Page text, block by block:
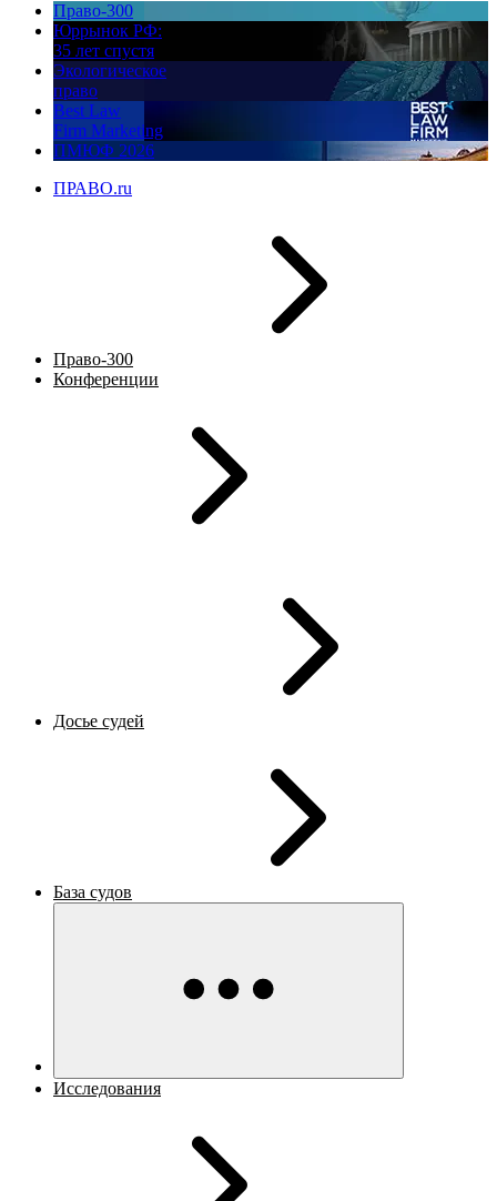
Право-300
Юррынок РФ:
35 лет спустя
Экологическое
право
Best Law
Firm Marketing
ПМЮФ 2026
ПРАВО.ru
Право-300
Конференции
Досье судей
База судов
Исследования